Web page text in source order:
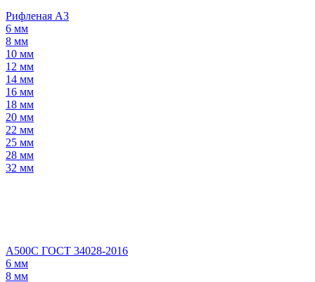
Рифленая А3
6 мм
8 мм
10 мм
12 мм
14 мм
16 мм
18 мм
20 мм
22 мм
25 мм
28 мм
32 мм
А500С ГОСТ 34028-2016
6 мм
8 мм